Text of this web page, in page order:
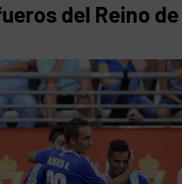
del Reino